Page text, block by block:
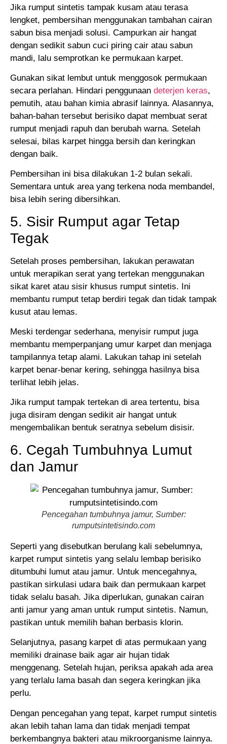
Jika rumput sintetis tampak kusam atau terasa
lengket, pembersihan menggunakan tambahan cairan
sabun bisa menjadi solusi. Campurkan air hangat
dengan sedikit sabun cuci piring cair atau sabun
mandi, lalu semprotkan ke permukaan karpet.
Gunakan sikat lembut untuk menggosok permukaan
secara perlahan. Hindari penggunaan deterjen keras,
pemutih, atau bahan kimia abrasif lainnya. Alasannya,
bahan-bahan tersebut berisiko dapat membuat serat
rumput menjadi rapuh dan berubah warna. Setelah
selesai, bilas karpet hingga bersih dan keringkan
dengan baik.
Pembersihan ini bisa dilakukan 1-2 bulan sekali.
Sementara untuk area yang terkena noda membandel,
bisa lebih sering dibersihkan.
5. Sisir Rumput agar Tetap
Tegak
Setelah proses pembersihan, lakukan perawatan
untuk merapikan serat yang tertekan menggunakan
sikat karet atau sisir khusus rumput sintetis. Ini
membantu rumput tetap berdiri tegak dan tidak tampak
kusut atau lemas.
Meski terdengar sederhana, menyisir rumput juga
membantu memperpanjang umur karpet dan menjaga
tampilannya tetap alami. Lakukan tahap ini setelah
karpet benar-benar kering, sehingga hasilnya bisa
terlihat lebih jelas.
Jika rumput tampak tertekan di area tertentu, bisa
juga disiram dengan sedikit air hangat untuk
mengembalikan bentuk seratnya sebelum disisir.
6. Cegah Tumbuhnya Lumut
dan Jamur
Pencegahan tumbuhnya jamur, Sumber:
rumputsintetisindo.com
Seperti yang disebutkan berulang kali sebelumnya,
karpet rumput sintetis yang selalu lembap berisiko
ditumbuhi lumut atau jamur. Untuk mencegahnya,
pastikan sirkulasi udara baik dan permukaan karpet
tidak selalu basah. Jika diperlukan, gunakan cairan
anti jamur yang aman untuk rumput sintetis. Namun,
pastikan untuk memilih bahan berbasis klorin.
Selanjutnya, pasang karpet di atas permukaan yang
memiliki drainase baik agar air hujan tidak
menggenang. Setelah hujan, periksa apakah ada area
yang terlalu lama basah dan segera keringkan jika
perlu.
Dengan pencegahan yang tepat, karpet rumput sintetis
akan lebih tahan lama dan tidak menjadi tempat
berkembangnya bakteri atau mikroorganisme lainnya.